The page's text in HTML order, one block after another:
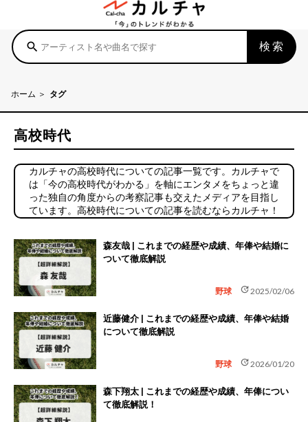
search 検索
ホーム タグ
高校時代
カルチャの高校時代についての記事一覧です。カルチャで
は「今の高校時代がわかる」を軸にエンタメをちょっと違
った独自の角度からの考察記事も交えたメディアを目指し
ています。高校時代についての記事を読むならカルチャ！
森友哉 | これまでの経歴や成績、年俸や結婚に
ついて徹底解説
野球 update2025/02/06
近藤健介 | これまでの経歴や成績、年俸や結婚
について徹底解説
野球 update2026/01/20
森下翔太 | これまでの経歴や成績、年俸につい
て徹底解説！